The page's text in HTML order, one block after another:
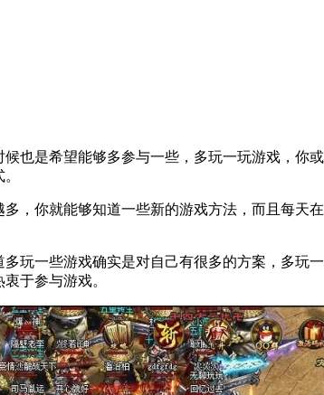
也是希望能够多参与一些，多玩一玩游戏，你
，你就能够知道一些新的游戏方法，而且每天
玩一些游戏确实是对自己有很多的方案，多玩
于参与游戏。